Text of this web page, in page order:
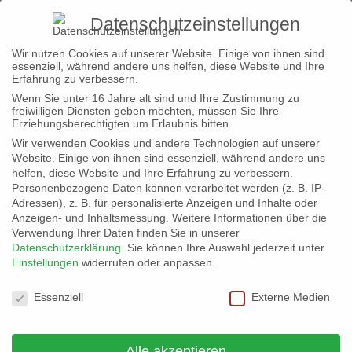
Home
Leistungen
Projekte
Wir
Kontakt
Datenschutzeinstellungen
Wir nutzen Cookies auf unserer Website. Einige von ihnen sind
essenziell, während andere uns helfen, diese Website und Ihre
Erfahrung zu verbessern.
Wenn Sie unter 16 Jahre alt sind und Ihre Zustimmung zu
freiwilligen Diensten geben möchten, müssen Sie Ihre
Erziehungsberechtigten um Erlaubnis bitten.
Wir verwenden Cookies und andere Technologien auf unserer
Website. Einige von ihnen sind essenziell, während andere uns
helfen, diese Website und Ihre Erfahrung zu verbessern.
Personenbezogene Daten können verarbeitet werden (z. B. IP-
Adressen), z. B. für personalisierte Anzeigen und Inhalte oder
Anzeigen- und Inhaltsmessung. Weitere Informationen über die
Verwendung Ihrer Daten finden Sie in unserer
Datenschutzerklärung
Sie können Ihre Auswahl jederzeit unter
Einstellungen widerrufen oder anpassen.
Essenziell
Externe Medien